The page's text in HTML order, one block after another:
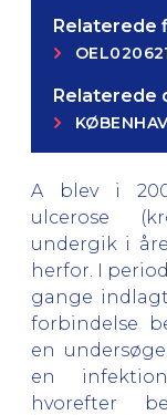
Relaterede
Relaterede
A blev i
ulcerose
undergik i
herfor. I
gange
forbindelse
en
en
hvorefter